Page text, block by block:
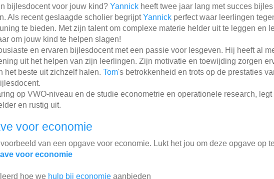
bijlesdocent voor jouw kind? Yannick heeft twee jaar lang met succes
Als recent geslaagde scholier begrijptYannick perfect waar leerlingen
te bieden. Met zijn talent om complexe materie helder uit te leggen en
om jouw kind te helpen slagen!
en ervaren bijlesdocent met een passie voor lesgeven. Hij heeft al
uit het helpen van zijn leerlingen. Zijn motivatie en toewijding zorgen
het beste uit zichzelf halen. Tom's betrokkenheid en trots op de prestaties
op VWO-niveau en de studie econometrie en operationele research, legt
en rustig uit.
voor economie
van een opgave voor economie. Lukt het jou om deze opgave op
voor economie
hoe we hulp bij economie aanbieden